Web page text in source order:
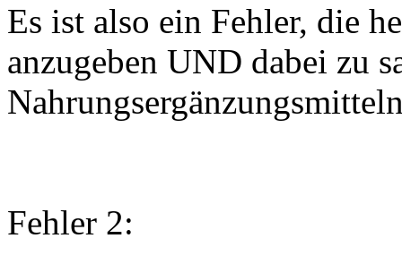
Es ist also ein Fehler, die
anzugeben UND dabei zu
Fehler 2: